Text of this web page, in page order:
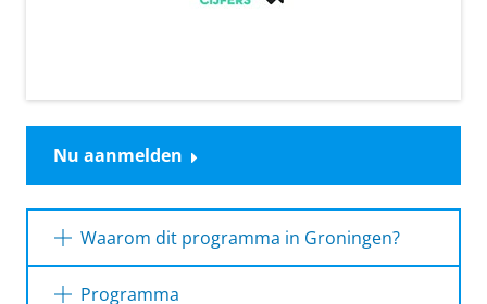
Nu aanmelden
Waarom dit programma in Groningen?
Programma